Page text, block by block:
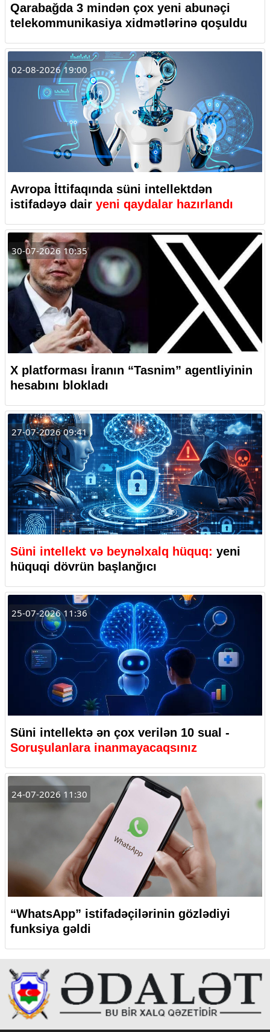
Qarabağda 3 mindən çox yeni abunəçi
telekommunikasiya xidmətlərinə qoşuldu
02-08-2026 19:00
Avropa İttifaqında süni intellektdən
istifadəyə dair yeni qaydalar hazırlandı
30-07-2026 10:35
X platforması İranın “Tasnim” agentliyinin
hesabını blokladı
27-07-2026 09:41
Süni intellekt və beynəlxalq hüquq: yeni
hüquqi dövrün başlanğıcı
25-07-2026 11:36
Süni intellektə ən çox verilən 10 sual -
Soruşulanlara inanmayacaqsınız
24-07-2026 11:30
“WhatsApp” istifadəçilərinin gözlədiyi
funksiya gəldi